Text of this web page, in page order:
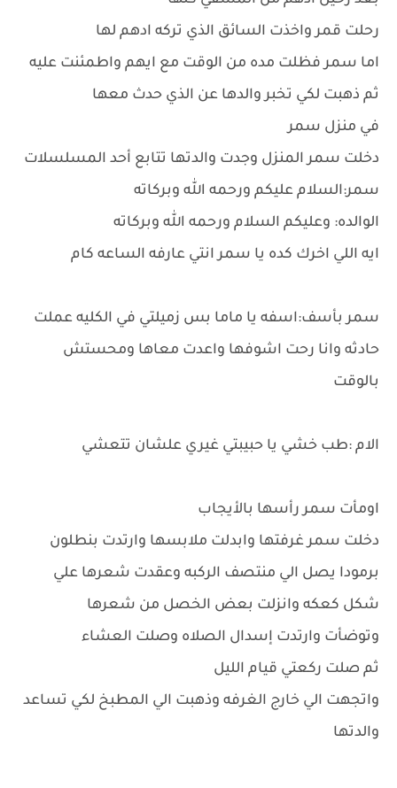
رحلت قمر واخذت السائق الذي تركه ادهم لها
اما سمر فظلت مده من الوقت مع ايهم واطمئنت عليه
ثم ذهبت لكي تخبر والدها عن الذي حدث معها
في منزل سمر
دخلت سمر المنزل وجدت والدتها تتابع أحد المسلسلات
سمر:السلام عليكم ورحمه الله وبركاته
الوالده: وعليكم السلام ورحمه الله وبركاته
ايه اللي اخرك كده يا سمر انتي عارفه الساعه كام
سمر بأسف:اسفه يا ماما بس زميلتي في الكليه عملت
حادثه وانا رحت اشوفها واعدت معاها ومحستش
بالوقت
الام :طب خشي يا حبيبتي غيري علشان تتعشي
اومأت سمر رأسها بالأيجاب
دخلت سمر غرفتها وابدلت ملابسها وارتدت بنطلون
برمودا يصل الي منتصف الركبه وعقدت شعرها علي
شكل كعكه وانزلت بعض الخصل من شعرها
وتوضأت وارتدت إسدال الصلاه وصلت العشاء
ثم صلت ركعتي قيام الليل
واتجهت الي خارج الغرفه وذهبت الي المطبخ لكي تساعد
والدتها